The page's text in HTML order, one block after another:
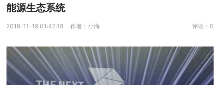
能源生态系统
2019-11-19 01:42:18 作者：小海 评论：0